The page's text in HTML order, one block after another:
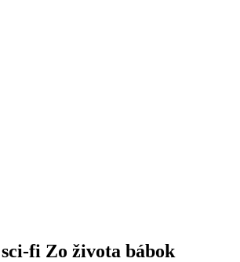
fi Zo života bábok